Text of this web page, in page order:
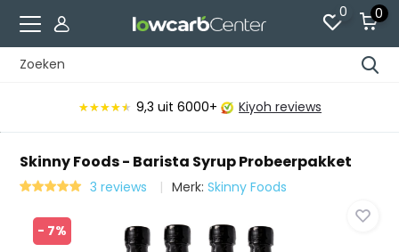
0 0
★★★★★
★★★★★ 9,3 uit 6000+ Kiyoh reviews
Skinny Foods - Barista Syrup Probeerpakket
3 reviews Merk:Skinny Foods
- 7%